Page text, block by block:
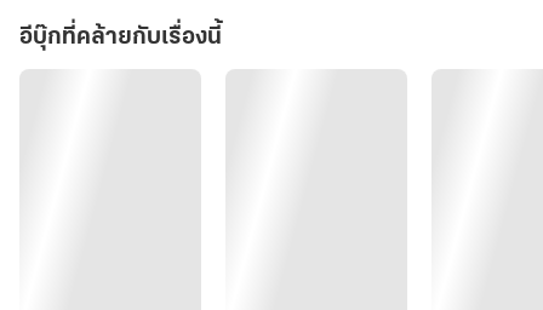
อีบุ๊กที่คล้ายกับเรื่องนี้